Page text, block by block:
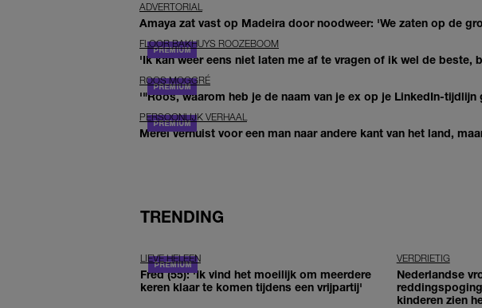
ADVERTORIAL
Amaya zat vast op Madeira door noodweer: 'We zaten op de
FLOOR BAKHUYS ROOZEBOOM
'Ik kan weer eens niet laten me af te vragen of ik wel de beste,
ROOS MOGGRÉ
'"Roos, waarom heb je de naam van je ex op je LinkedIn-tijdlijn
PERSOONLIJK VERHAAL
Merel verhuist voor een man naar andere kant van het land,
TRENDING
LIEVE HELEEN
Fred (55): 'Ik vind het moeilijk om meerdere
keren klaar te komen tijdens een vrijpartij'
VERDRIETIG
Nederlandse
kinderen zien